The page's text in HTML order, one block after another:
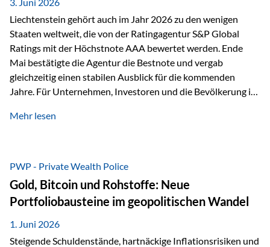
Liechtenstein gehört auch im Jahr 2026 zu den wenigen
Staaten weltweit, die von der Ratingagentur S&P Global
Ratings mit der Höchstnote AAA bewertet werden. Ende
Mai bestätigte die Agentur die Bestnote und vergab
gleichzeitig einen stabilen Ausblick für die kommenden
Jahre. Für Unternehmen, Investoren und die Bevölkerung ist
finanzielle Stabilität des Landes sowie das Vertrauen
trotz Herausforderungen Die weltwirtschaftlichen
Rahmenbedingungen bleiben anspruchsvoll. Geopolitische
Unsicherheiten, eine verhaltene Investitionstätigkeit und
eine schwächere Nachfrage in wichtigen Exportmärkten
beeinflussen auch die liechtensteinische Wirtschaft.
Dennoch sieht…
Mehr lesen
PWP - Private Wealth Police
Gold, Bitcoin und Rohstoffe: Neue
Portfoliobausteine im geopolitischen Wandel
1. Juni 2026
Steigende Schuldenstände, hartnäckige Inflationsrisiken und